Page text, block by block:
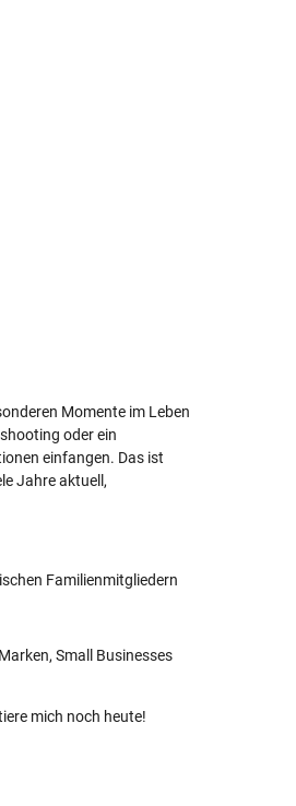
Momente im Leben
oder ein
einfangen. Das ist
Jahre aktuell,
Familienmitgliedern
Small Businesses
mich noch heute!